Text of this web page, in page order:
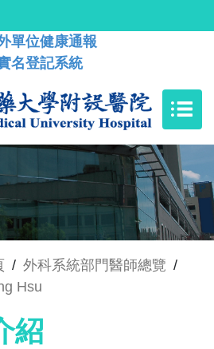
單位健康通報
名登記系統
/ 外科系統部門醫師總覽 /
Hsu
紹